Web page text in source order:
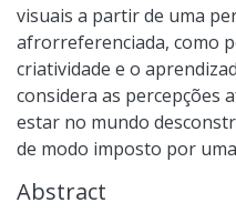
visuais a partir de uma
afrorreferenciada, como
criatividade e o
considera as percepções
estar no mundo
de modo imposto por
Abstract